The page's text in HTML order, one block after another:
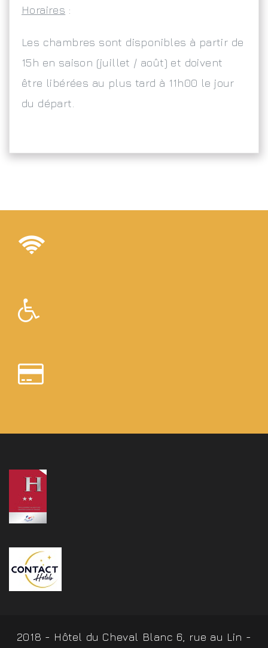
Horaires :
Les chambres sont disponibles à partir de
15h en saison (juillet / août) et doivent
être libérées au plus tard à 11h00 le jour
du départ.
2018 - Hôtel du Cheval Blanc 6, rue au Lin -